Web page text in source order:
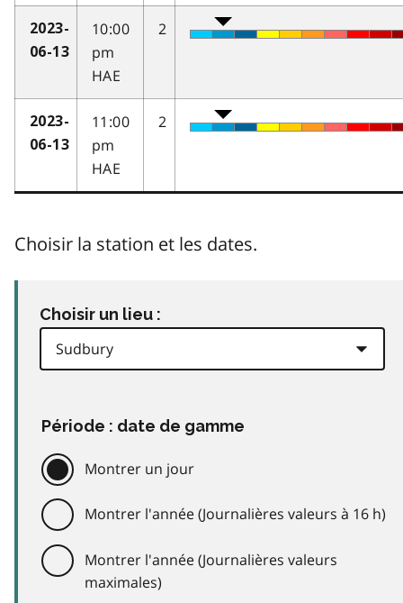
2023-
06-13
10:00
pm
HAE
2
2023-
06-13
11:00
pm
HAE
2
Choisir la station et les dates.
Choisir un lieu :
Période : date de gamme
Montrer un jour
Montrer l'année (Journalières valeurs à 16 h)
Montrer l'année (Journalières valeurs
maximales)